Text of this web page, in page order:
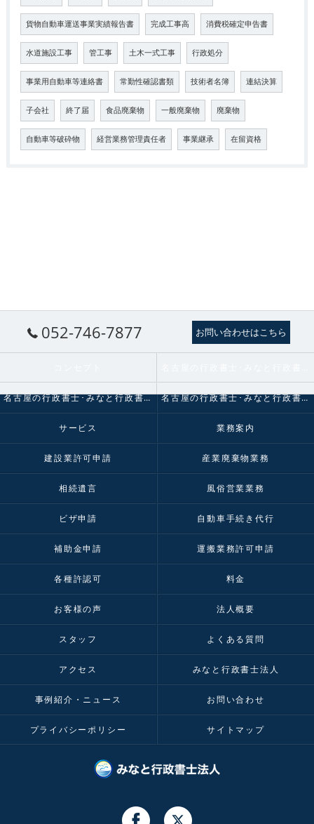
貨物自動車運送事業実績報告書 完成工事高 消費税確定申告書
水道施設工事 管工事 土木一式工事 行政処分
事業用自動車等連絡書 常勤性確認書類 技術者名簿 連結決算
子会社 終了届 食品廃棄物 一般廃棄物 廃棄物
自動車等破砕物 経営業務管理責任者 事業継承 在留資格
052-746-7877 お問い合わせはこちら
名古屋の行政書士･みなと行政書士法人の評判 名古屋の行政書士･みなと行政書士法人のお客様の声
サービス 業務案内
建設業許可申請 産業廃棄物業務
相続遺言 風俗営業業務
ビザ申請 自動車手続き代行
補助金申請 運搬業務許可申請
各種許認可 料金
お客様の声 法人概要
スタッフ よくある質問
アクセス みなと行政書士法人
事例紹介・ニュース お問い合わせ
プライバシーポリシー サイトマップ